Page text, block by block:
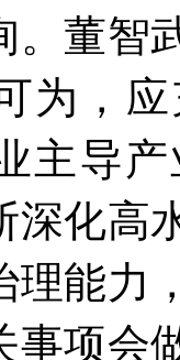
。董智
为，
主导
深化高
理能力
事项会